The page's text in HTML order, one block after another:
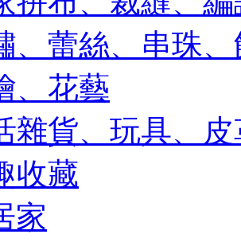
、蕾絲、串珠
、花藝
雜貨、玩具、皮
收藏
家